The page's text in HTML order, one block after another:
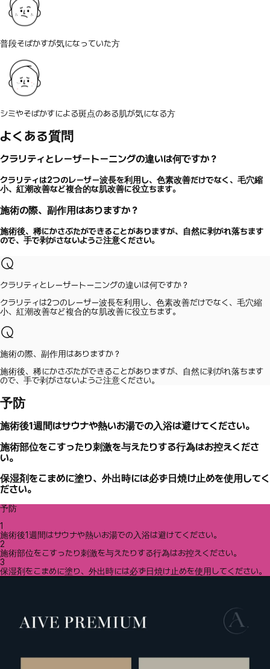
普段そばかすが気になっていた方
シミやそばかすによる斑点のある肌が気になる方
よくある質問
クラリティとレーザートーニングの違いは何ですか？
クラリティは2つのレーザー波長を利用し、色素改善だけでなく、毛穴縮
小、紅潮改善など複合的な肌改善に役立ちます。
施術の際、副作用はありますか？
施術後、稀にかさぶたができることがありますが、自然に剥がれ落ちます
ので、手で剥がさないようご注意ください。
クラリティとレーザートーニングの違いは何ですか？
クラリティは2つのレーザー波長を利用し、色素改善だけでなく、毛穴縮
小、紅潮改善など複合的な肌改善に役立ちます。
施術の際、副作用はありますか？
施術後、稀にかさぶたができることがありますが、自然に剥がれ落ちます
ので、手で剥がさないようご注意ください。
予防
施術後1週間はサウナや熱いお湯での入浴は避けてください。
施術部位をこすったり刺激を与えたりする行為はお控えくださ
い。
保湿剤をこまめに塗り、外出時には必ず日焼け止めを使用してく
ださい。
予防
1
施術後1週間はサウナや熱いお湯での入浴は避けてください。
2
施術部位をこすったり刺激を与えたりする行為はお控えください。
3
保湿剤をこまめに塗り、外出時には必ず日焼け止めを使用してください。